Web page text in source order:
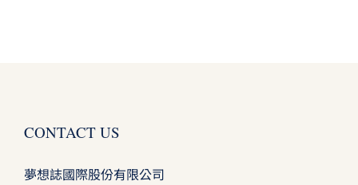
CONTACT US
夢想誌國際股份有限公司